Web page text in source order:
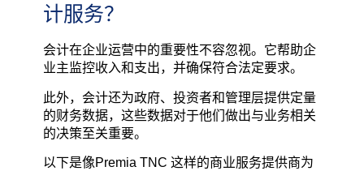
计服务？
会计在企业运营中的重要性不容忽视。它帮助企
业主监控收入和支出，并确保符合法定要求。
此外，会计还为政府、投资者和管理层提供定量
的财务数据，这些数据对于他们做出与业务相关
的决策至关重要。
以下是像Premia TNC 这样的商业服务提供商为